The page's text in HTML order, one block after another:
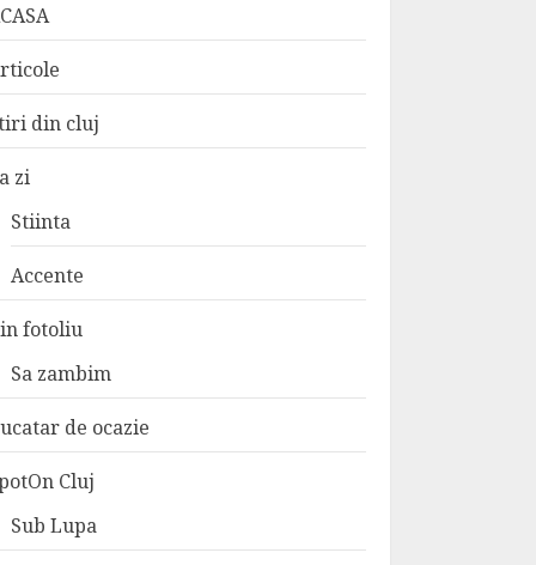
din cluj
zi
Stiinta
Accente
fotoliu
Sa zambim
de ocazie
Cluj
Sub Lupa